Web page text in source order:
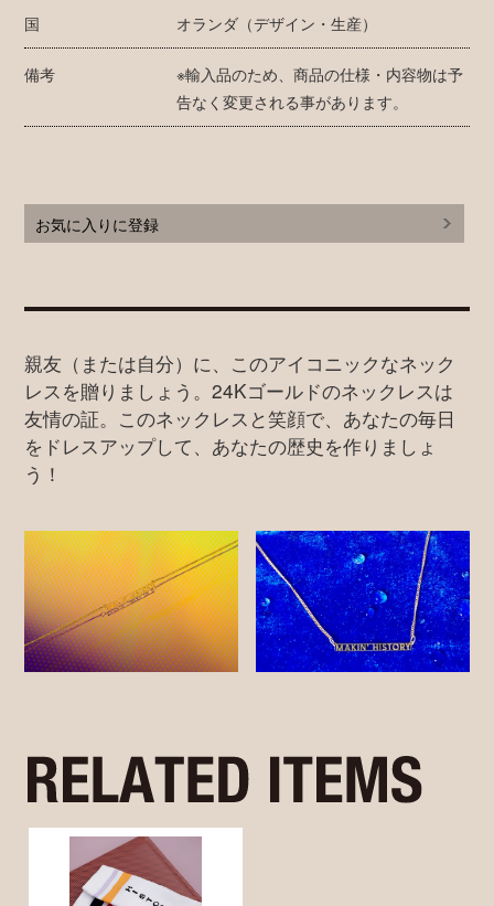
国 オランダ（デザイン・生産）
備考
※輸入品のため、商品の仕様・内容物は予
告なく変更される事があります。
お気に入りに登録
親友（または自分）に、このアイコニックなネック
レスを贈りましょう。24Kゴールドのネックレスは
友情の証。このネックレスと笑顔で、あなたの毎日
をドレスアップして、あなたの歴史を作りましょ
う！